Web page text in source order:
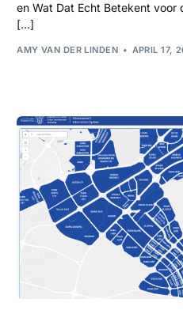
en Wat Dat Echt Betekent
[…]
AMY VAN DER LINDEN APRIL 17,